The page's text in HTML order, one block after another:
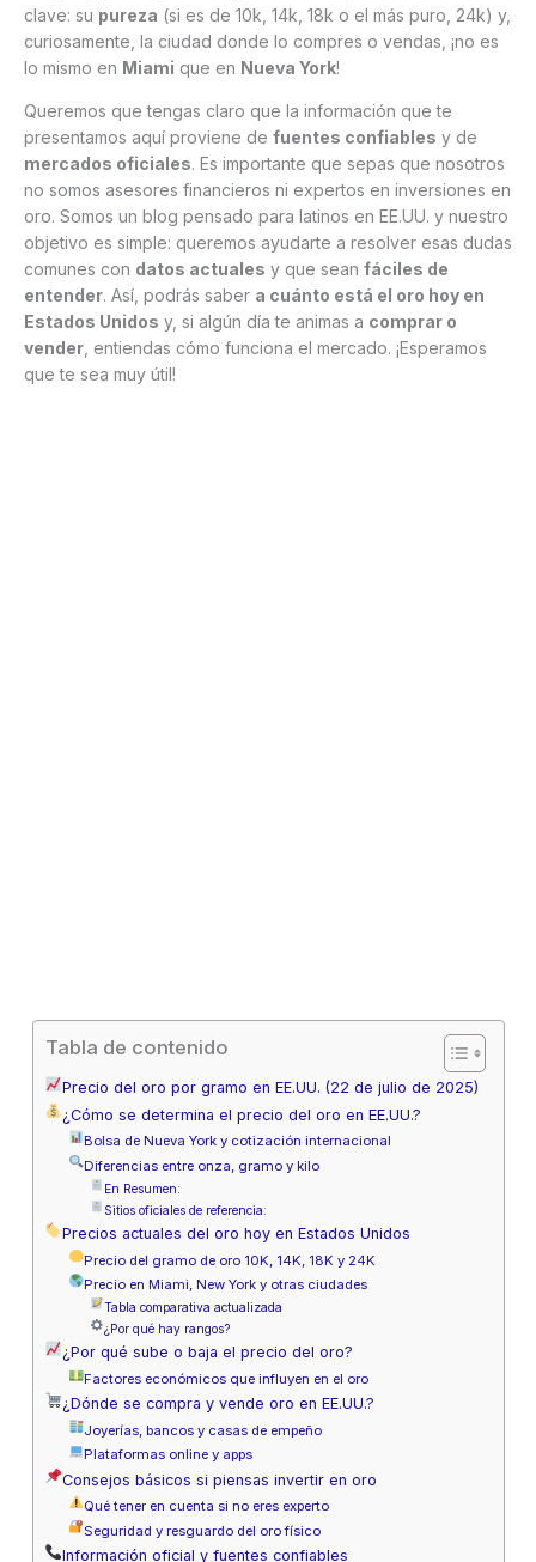
clave: su pureza (si es de 10k, 14k, 18k o el más puro, 24k) y,
curiosamente, la ciudad donde lo compres o vendas, ¡no es
lo mismo en Miami que en Nueva York!
Queremos que tengas claro que la información que te
presentamos aquí proviene de fuentes confiables y de
mercados oficiales. Es importante que sepas que nosotros
no somos asesores financieros ni expertos en inversiones en
oro. Somos un blog pensado para latinos en EE.UU. y nuestro
objetivo es simple: queremos ayudarte a resolver esas dudas
comunes con datos actuales y que sean fáciles de
entender. Así, podrás saber a cuánto está el oro hoy en
Estados Unidos y, si algún día te animas a comprar o
vender , entiendas cómo funciona el mercado. ¡Esperamos
que te sea muy útil!
Tabla de contenido
Precio del oro por gramo en EE.UU. (22 de julio de 2025)
¿Cómo se determina el precio del oro en EE.UU.?
Bolsa de Nueva York y cotización internacional
Diferencias entre onza, gramo y kilo
En Resumen:
Sitios oficiales de referencia:
Precios actuales del oro hoy en Estados Unidos
Precio del gramo de oro 10K, 14K, 18K y 24K
Precio en Miami, New York y otras ciudades
Tabla comparativa actualizada
¿Por qué hay rangos?
¿Por qué sube o baja el precio del oro?
Factores económicos que influyen en el oro
¿Dónde se compra y vende oro en EE.UU.?
Joyerías, bancos y casas de empeño
Plataformas online y apps
Consejos básicos si piensas invertir en oro
Qué tener en cuenta si no eres experto
Seguridad y resguardo del oro físico
Información oficial y fuentes confiables